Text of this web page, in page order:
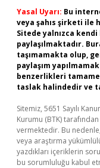
Yasal Uyarı: Bu
veya şahıs şirketi ile
Sitede yalnızca kendi
paylaşılmaktadır.
taşımamakta olup,
paylaşım
benzerlikleri
taslak halindedir ve
Sitemiz, 5651 Sayılı
Kurumu (BTK)
vermektedir. Bu
veya araştırma
yazdıkları içeriklerin
bu sorumluluğu kabul